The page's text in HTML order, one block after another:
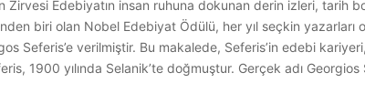
Zirvesi Edebiyatın insan ruhuna dokunan derin izleri, tarih
biri olan Nobel Edebiyat Ödülü, her yıl seçkin
Seferis’e verilmiştir. Bu makalede, Seferis’in edebi
1900 yılında Selanik’te doğmuştur. Gerçek adı